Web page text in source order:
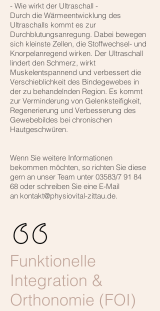
- Wie wirkt der Ultraschall -
Durch die Wärmeentwicklung des
Ultraschalls kommt es zur
Durchblutungsanregung. Dabei bewegen
sich kleinste Zellen, die Stoffwechsel- und
Knorpelanregend wirken. Der Ultraschall
lindert den Schmerz, wirkt
Muskelentspannend und verbessert die
Verschieblichkeit des Bindegewebes in
der zu behandelnden Region. Es kommt
zur Verminderung von Gelenksteifigkeit,
Regenerierung und Verbesserung des
Gewebebildes bei chronischen
Hautgeschwüren.
Wenn Sie weitere Informationen
bekommen möchten, so richten Sie diese
gern an unser Team unter 03583/7 91 84
68 oder schreiben Sie eine E-Mail
an kontakt@physiovital-zittau.de.
Funktionelle
Integration &
Orthonomie (FOI)